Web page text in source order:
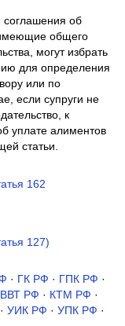
соглашения об
имеющие общего
могут избрать
для определения
или по
если супруги не
к
уплате алиментов
статьи.
162
127)
· ГК РФ · ГПК РФ ·
РФ · КТМ РФ ·
· УИК РФ · УПК РФ ·